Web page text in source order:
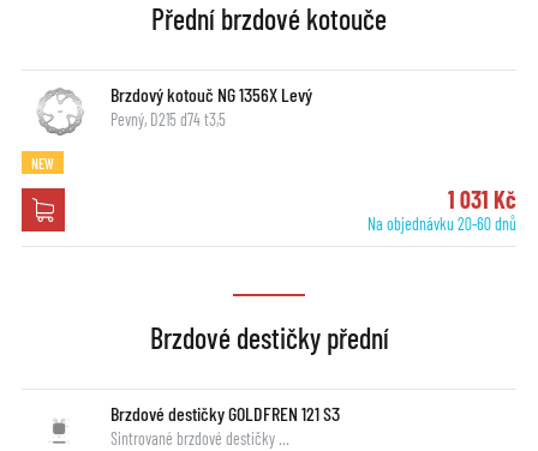
Přední brzdové kotouče
Brzdový kotouč NG 1356X Levý
Pevný, D215 d74 t3,5
NEW
1 031 Kč
Na objednávku 20-60 dnů
Brzdové destičky přední
Brzdové destičky GOLDFREN 121 S3
Sintrované brzdové destičky …